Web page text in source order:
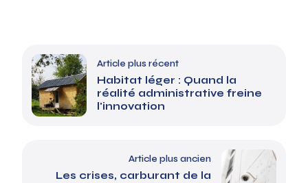
Article plus récent
Habitat léger : Quand la
réalité administrative freine
l'innovation
Article plus ancien
Les crises, carburant de la